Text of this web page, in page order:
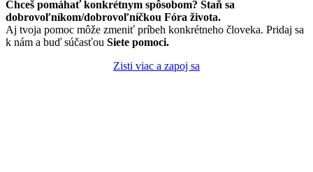
Chceš pomáhať konkrétnym spôsobom? Staň sa
dobrovoľníkom/dobrovoľníčkou Fóra života.
Aj tvoja pomoc môže zmeniť príbeh konkrétneho človeka. Pridaj sa
k nám a buď súčasťou Siete pomoci.
Zisti viac a zapoj sa